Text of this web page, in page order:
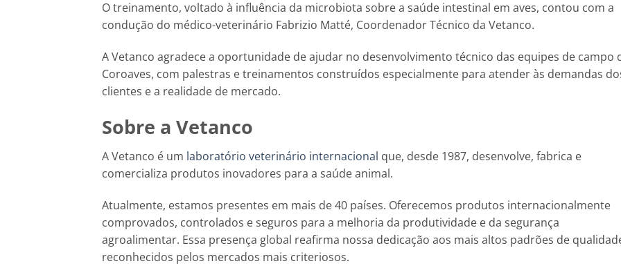
O treinamento, voltado à influência da microbiota sobre a saúde intestinal em aves, contou com a
condução do médico-veterinário Fabrizio Matté, Coordenador Técnico da Vetanco.
A Vetanco agradece a oportunidade de ajudar no desenvolvimento técnico das equipes de campo
Coroaves, com palestras e treinamentos construídos especialmente para atender às demandas
clientes e a realidade de mercado.
Sobre a Vetanco
A Vetanco é um laboratório veterinário internacional que, desde 1987, desenvolve, fabrica e
comercializa produtos inovadores para a saúde animal.
Atualmente, estamos presentes em mais de 40 países. Oferecemos produtos internacionalmente
comprovados, controlados e seguros para a melhoria da produtividade e da segurança
agroalimentar. Essa presença global reafirma nossa dedicação aos mais altos padrões de
reconhecidos pelos mercados mais criteriosos.